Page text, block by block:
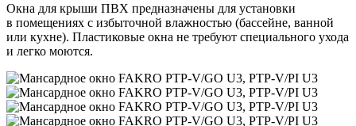
Окна для крыши ПВХ предназначены для установки
в помещениях с избыточной влажностью (бассейне, ванной
или кухне). Пластиковые окна не требуют специального ухода
и легко моются.